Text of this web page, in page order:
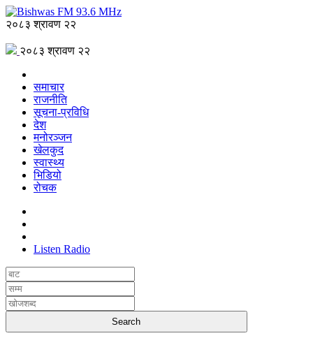
२०८३ श्रावण २२
२०८३ श्रावण २२
समाचार
राजनीति
सूचना-प्रविधि
देश
मनोरञ्जन
खेलकुद
स्वास्थ्य
भिडियो
रोचक
Listen Radio